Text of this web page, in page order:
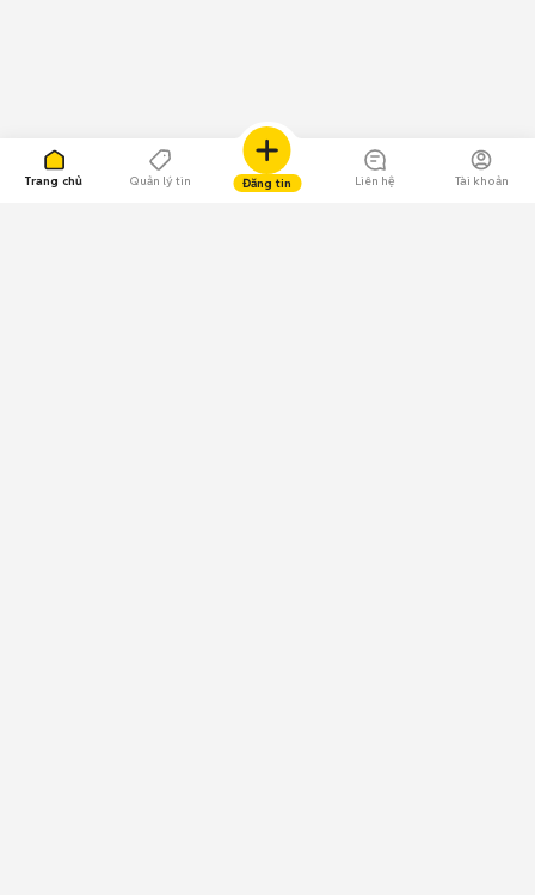
Trang chủ Quản lý tin Đăng tin Liên hệ Tài khoản